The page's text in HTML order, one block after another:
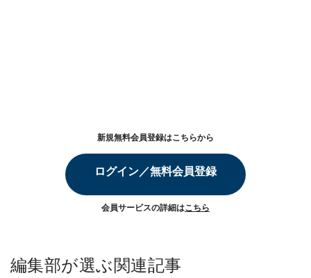
新規無料会員登録はこちらから
ログイン／無料会員登録
会員サービスの詳細はこちら
編集部が選ぶ関連記事